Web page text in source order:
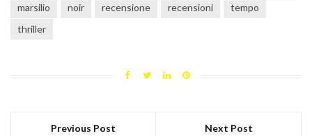
marsilio
noir recensione recensioni
tempo
thriller
Previous Post Next Post